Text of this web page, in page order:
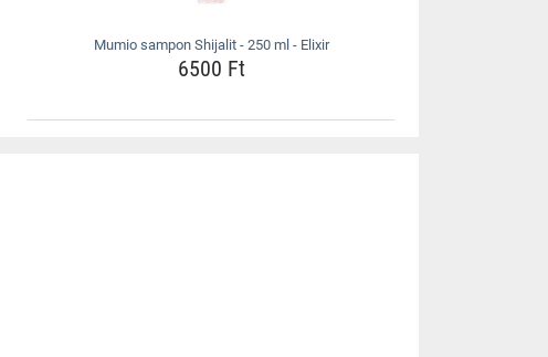
Mumio sampon Shijalit - 250 ml - Elixir
6500 Ft